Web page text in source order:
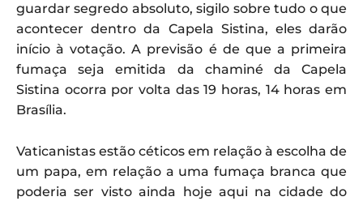
guardar segredo absoluto, sigilo sobre tudo o que
acontecer dentro da Capela Sistina, eles darão
início à votação. A previsão é de que a primeira
fumaça seja emitida da chaminé da Capela
Sistina ocorra por volta das 19 horas, 14 horas em
Brasília.
Vaticanistas estão céticos em relação à escolha de
um papa, em relação a uma fumaça branca que
poderia ser visto ainda hoje aqui na cidade do